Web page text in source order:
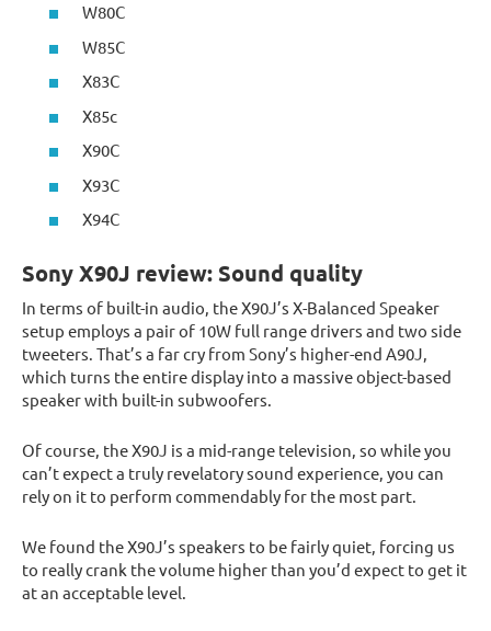
W80C
W85C
X83C
X85c
X90C
X93C
X94C
Sony X90J review: Sound quality
In terms of built-in audio, the X90J’s X-Balanced Speaker
setup employs a pair of 10W full range drivers and two side
tweeters. That’s a far cry from Sony’s higher-end A90J,
which turns the entire display into a massive object-based
speaker with built-in subwoofers.
Of course, the X90J is a mid-range television, so while you
can’t expect a truly revelatory sound experience, you can
rely on it to perform commendably for the most part.
We found the X90J’s speakers to be fairly quiet, forcing us
to really crank the volume higher than you’d expect to get it
at an acceptable level.